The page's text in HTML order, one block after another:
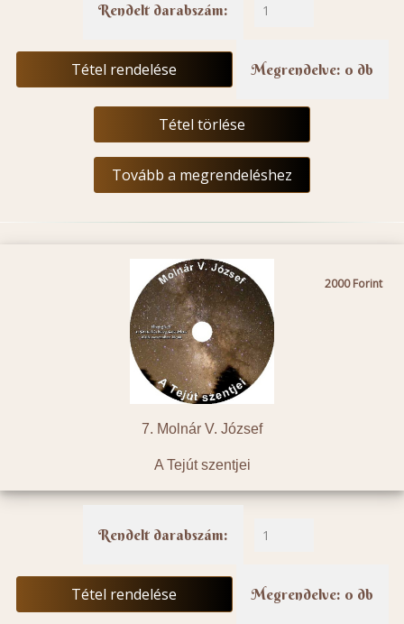
Rendelt darabszám:
Tétel rendelése Megrendelve: 0 db
Tétel törlése
Tovább a megrendeléshez
7. Molnár V. József
A Tejút szentjei
2000
Rendelt darabszám:
Tétel rendelése Megrendelve: 0 db